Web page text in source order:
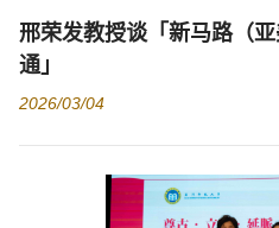
邢荣发教授谈「新马路（
通」
2026/03/04